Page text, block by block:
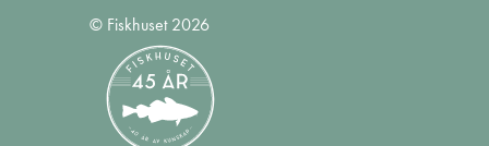
© Fiskhuset 2026